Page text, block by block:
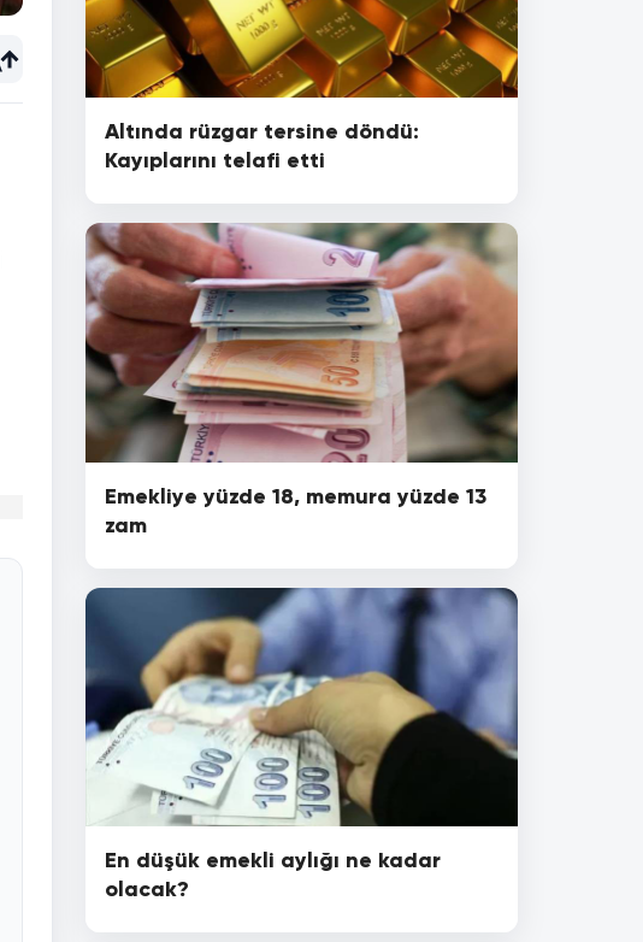
Altında rüzgar tersine döndü:
Kayıplarını telafi etti
Emekliye yüzde 18, memura yüzde 13
zam
En düşük emekli aylığı ne kadar
olacak?